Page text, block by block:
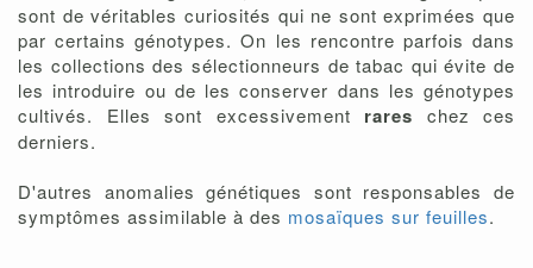
sont de véritables curiosités qui ne sont exprimées que
par certains génotypes. On les rencontre parfois dans
les collections des sélectionneurs de tabac qui évite de
les introduire ou de les conserver dans les génotypes
cultivés. Elles sont excessivement rares chez ces
derniers.
D'autres anomalies génétiques sont responsables de
symptômes assimilable à des mosaïques sur feuilles.